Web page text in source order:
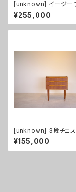
[unknown] イージー
ーク（張替え済み）
¥255,000
[unknown] 3段チェス
¥155,000